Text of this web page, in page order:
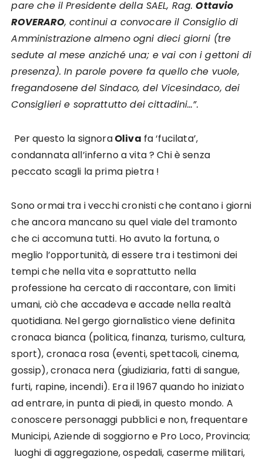
pare che il Presidente della SAEL, Rag.Ottavio
ROVERARO, continui a convocare il Consiglio di
Amministrazione almeno ogni dieci giorni (tre
sedute al mese anziché una; e vai con i gettoni di
presenza). In parole povere fa quello che vuole,
fregandosene del Sindaco, del Vicesindaco, dei
Consiglieri e soprattutto dei cittadini…”.
Per questo la signoraOliva fa ‘fucilata’,
condannata all’inferno a vita ? Chi è senza
peccato scagli la prima pietra !
Sono ormai tra i vecchi cronisti che contano i giorni
che ancora mancano su quel viale del tramonto
che ci accomuna tutti. Ho avuto la fortuna, o
meglio l’opportunità, di essere tra i testimoni dei
tempi che nella vita e soprattutto nella
professione ha cercato di raccontare, con limiti
umani, ciò che accadeva e accade nella realtà
quotidiana. Nel gergo giornalistico viene definita
cronaca bianca (politica, finanza, turismo, cultura,
sport), cronaca rosa (eventi, spettacoli, cinema,
gossip), cronaca nera (giudiziaria, fatti di sangue,
furti, rapine, incendi). Era il 1967 quando ho iniziato
ad entrare, in punta di piedi, in questo mondo. A
conoscere personaggi pubblici e non, frequentare
Municipi, Aziende di soggiorno e Pro Loco, Provincia;
luoghi di aggregazione, ospedali, caserme militari,